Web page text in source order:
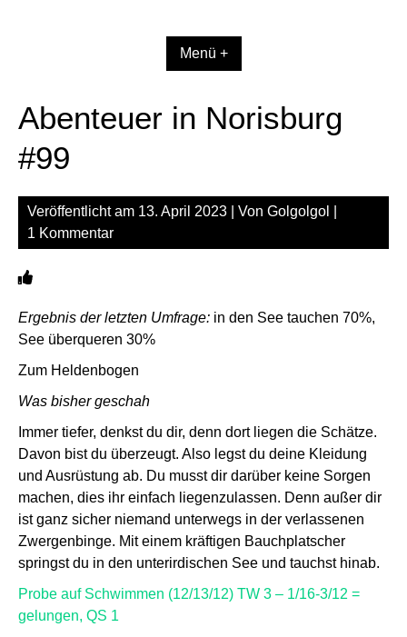
Menü +
Abenteuer in Norisburg
#99
Veröffentlicht am 13. April 2023 | Von Golgolgol
1 Kommentar
Ergebnis der letzten Umfrage: in den See tauchen 70%,
See überqueren 30%
Zum Heldenbogen
Was bisher geschah
Immer tiefer, denkst du dir, denn dort liegen die Schätze.
Davon bist du überzeugt. Also legst du deine Kleidung
und Ausrüstung ab. Du musst dir darüber keine Sorgen
machen, dies ihr einfach liegenzulassen. Denn außer dir
ist ganz sicher niemand unterwegs in der verlassenen
Zwergenbinge. Mit einem kräftigen Bauchplatscher
springst du in den unterirdischen See und tauchst hinab.
Probe auf Schwimmen (12/13/12) TW 3 – 1/16-3/12 =
gelungen, QS 1